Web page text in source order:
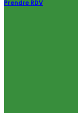
Prendre RDV